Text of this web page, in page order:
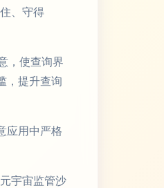
、守得
，使查询界
，提升查询
应用中严格
宇宙监管沙